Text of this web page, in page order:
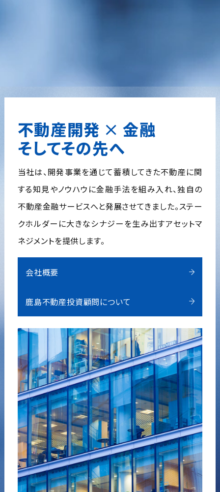
不動産開発 × 金融
そしてその先へ
当社は、開発事業を通じて蓄積してきた不動産に関
する知見やノウハウに金融手法を組み入れ、独自の
不動産金融サービスへと発展させてきました。ステー
クホルダーに大きなシナジーを生み出すアセットマ
ネジメントを提供します。
会社概要
鹿島不動産投資顧問について